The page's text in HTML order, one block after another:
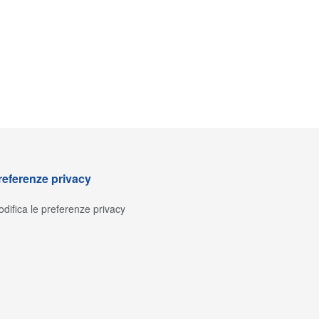
privacy
le preferenze privacy